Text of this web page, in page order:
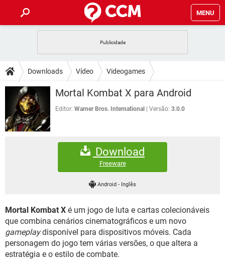
MENU
CELULAR FACEBOOK
OUTLOOK EXCEL
INSTAGRAM GMAIL
GUIA DE COMPRAS
DICAS
JOGOS WHATSAPP
CELULAR FACEBOOK
OUTLOOK
DOWNLOADS
JOGOS WHATSAPP
CELULAR
EXCEL
GMAIL
FÓRUM
FACEBOOK
EXCEL
GMAIL
WHATSAPP
INSTAGRAM GMAIL
GUIA DE COMPRAS
Downloads Vídeo Videogames
Mortal Kombat X para Android
Editor: Warner Bros. International Versão: 3.0.0
Download
Freeware
Android- Inglês
Mortal Kombat X é um jogo de luta e cartas colecionáveis
que combina cenários cinematográficos e um novo
gameplaydisponível para dispositivos móveis. Cada
personagem do jogo tem várias versões, o que altera a
estratégia e o estilo de combate.